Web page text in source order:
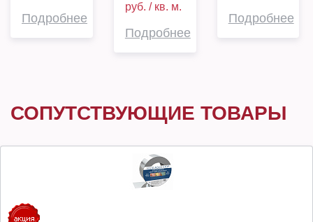
Подробнее
руб. / кв. м.
Подробнее
Подробнее
СОПУТСТВУЮЩИЕ ТОВАРЫ